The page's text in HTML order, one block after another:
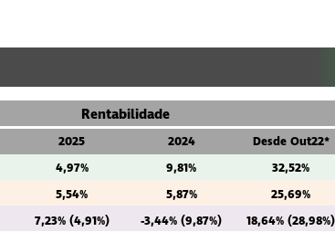
Rentabilidade
2025
4,97%
5,54%
7,23% (4,91%)
2024
9,81%
5,87%
-3,44% (9,87%)
Desde Out22*
32,52%
25,69%
18,64% (28,98%)